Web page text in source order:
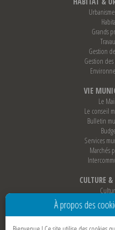
Grands
Gestion
Gestion
VIE
Le
Le conseil
Bulletin
Services
Marchés
CULTURE
Sports
À propos des